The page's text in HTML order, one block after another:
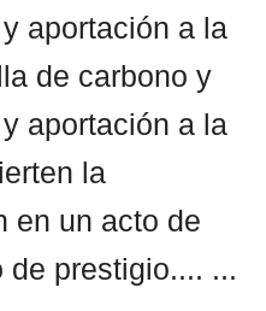
aportación a la
de carbono y
aportación a la
la
en un acto de
prestigio.... ...